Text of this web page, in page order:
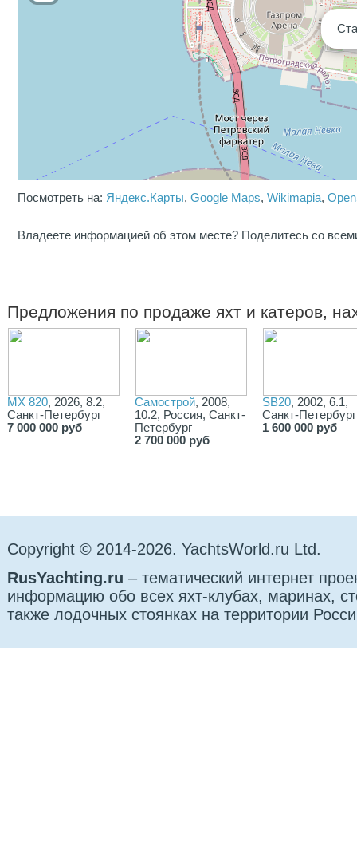
Посмотреть на: Яндекс.Карты,Google Maps,Wikimapia,
Владеете информацией об этом месте? Поделитесь со
Предложения по продаже яхт и катеров,
MX 820, 2026, 8.2,
Санкт-Петербург
7 000 000 руб
Самострой, 2008,
10.2, Россия, Санкт-
Петербург
2 700 000 руб
SB20, 2002, 6.1,
Санкт-Петербург
1 600 000 руб
Copyright © 2014-2026. YachtsWorld.ru Ltd.
RusYachting.ru – тематический интернет
информацию обо всех яхт-клубах, маринах,
также лодочных стоянках на территории